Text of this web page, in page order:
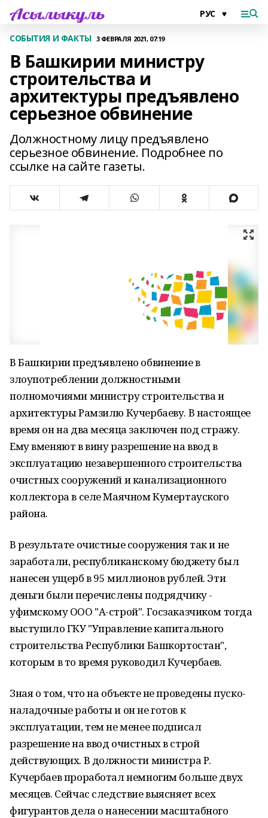
СОБЫТИЯ И ФАКТЫ 3 ФЕВРАЛЯ 2021, 07:19
В Башкирии министру
строительства и
архитектуры предъявлено
серьезное обвинение
Должностному лицу предъявлено
серьезное обвинение. Подробнее по
ссылке на сайте газеты.
В Башкирии предъявлено обвинение в
злоупотреблении должностными
полномочиями министру строительства и
архитектуры Рамзилю Кучербаеву. В настоящее
время он на два месяца заключен под стражу.
Ему вменяют в вину разрешение на ввод в
эксплуатацию незавершенного строительства
очистных сооружений и канализационного
коллектора в селе Маячном Кумертауского
района.
В результате очистные сооружения так и не
заработали, республиканскому бюджету был
нанесен ущерб в 95 миллионов рублей. Эти
деньги были перечислены подрядчику -
уфимскому ООО "А-строй". Госзаказчиком тогда
выступило ГКУ "Управление капитального
строительства Республики Башкортостан",
которым в то время руководил Кучербаев.
Зная о том, что на объекте не проведены пуско-
наладочные работы и он не готов к
эксплуатации, тем не менее подписал
разрешение на ввод очистных в строй
действующих. В должности министра Р.
Кучербаев проработал немногим больше двух
месяцев. Сейчас следствие выясняет всех
фигурантов дела о нанесении масштабного